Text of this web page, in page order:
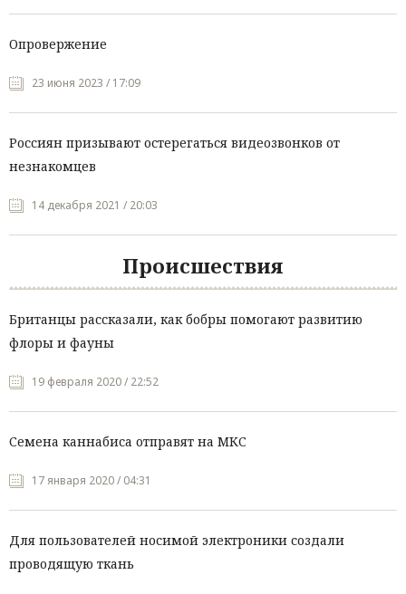
Опровержение
23 июня 2023 / 17:09
Россиян призывают остерегаться видеозвонков от
незнакомцев
14 декабря 2021 / 20:03
Происшествия
Британцы рассказали, как бобры помогают развитию
флоры и фауны
19 февраля 2020 / 22:52
Семена каннабиса отправят на МКС
17 января 2020 / 04:31
Для пользователей носимой электроники создали
проводящую ткань